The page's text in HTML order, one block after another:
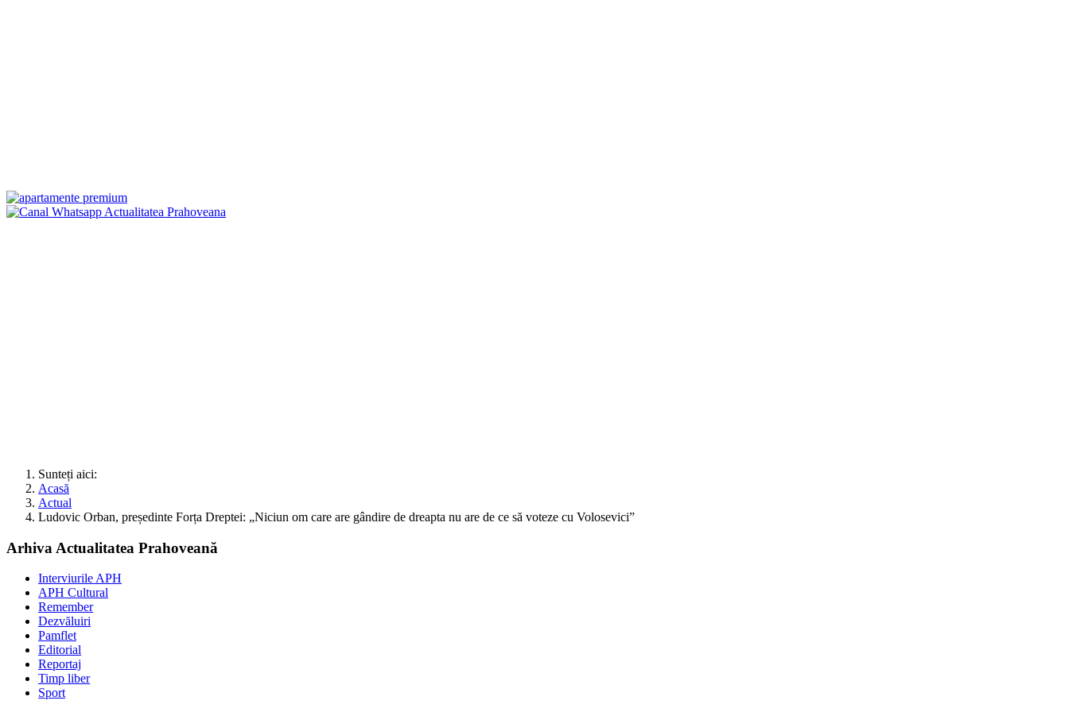
Sunteți aici:
Acasă
Actual
Ludovic Orban, președinte Forța Dreptei: „Niciun om care are gândire de dreapta nu are de ce să voteze cu Volosevici”
Arhiva Actualitatea Prahoveană
Interviurile APH
APH Cultural
Remember
Dezvăluiri
Pamflet
Editorial
Reportaj
Timp liber
Sport